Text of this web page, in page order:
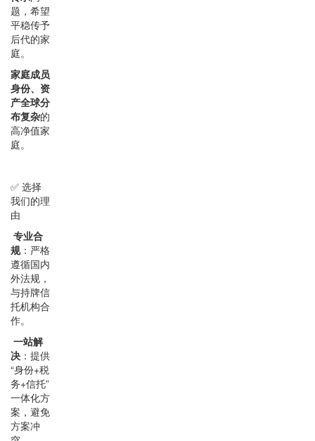
题，希望
平稳传予
后代的家
庭。
家庭成员
身份、资
产全球分
布复杂的
高净值家
庭。
✅ 选择
我们的理
由
专业合
规：严格
遵循国内
外法规，
与持牌信
托机构合
作。
一站解
决 ：提供
“身份+税
务+信托”
一体化方
案，避免
方案冲